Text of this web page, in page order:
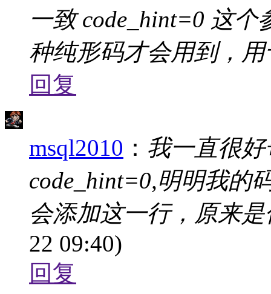
一致 code_hint=0 这
种纯形码才会用到，用
回复
msql2010 ： 我一直很
code_hint=0,明明我的
会添加这一行，原来
22 09:40)
回复